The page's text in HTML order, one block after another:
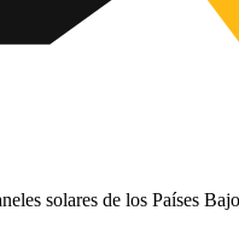
solares de los Países